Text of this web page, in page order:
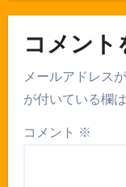
コメント
メールアドレス
が付いている欄
コメント ※